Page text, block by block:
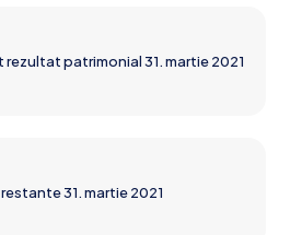
rezultat patrimonial 31. martie 2021
31. martie 2021